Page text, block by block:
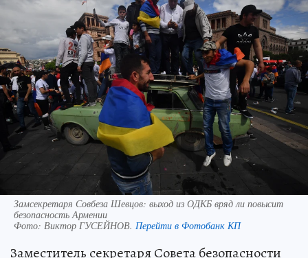
Замсекретаря Совбеза Шевцов: выход из ОДКБ вряд ли повысит
безопасность Армении
Фото: Виктор ГУСЕЙНОВ. Перейти в Фотобанк КП
Заместитель секретаря Совета безопасности